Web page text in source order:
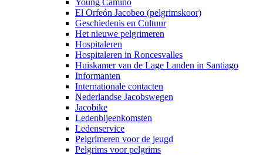
Young Camino
El Orfeón Jacobeo (pelgrimskoor)
Geschiedenis en Cultuur
Het nieuwe pelgrimeren
Hospitaleren
Hospitaleren in Roncesvalles
Huiskamer van de Lage Landen in Santiago
Informanten
Internationale contacten
Nederlandse Jacobswegen
Jacobike
Ledenbijeenkomsten
Ledenservice
Pelgrimeren voor de jeugd
Pelgrims voor pelgrims